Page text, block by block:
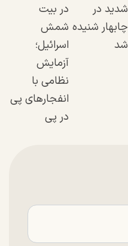
شدید در
چابهار شنیده
شد
در بیت
شمش
اسرائیل؛
آزمایش
نظامی با
انفجار‌های پی
در پی